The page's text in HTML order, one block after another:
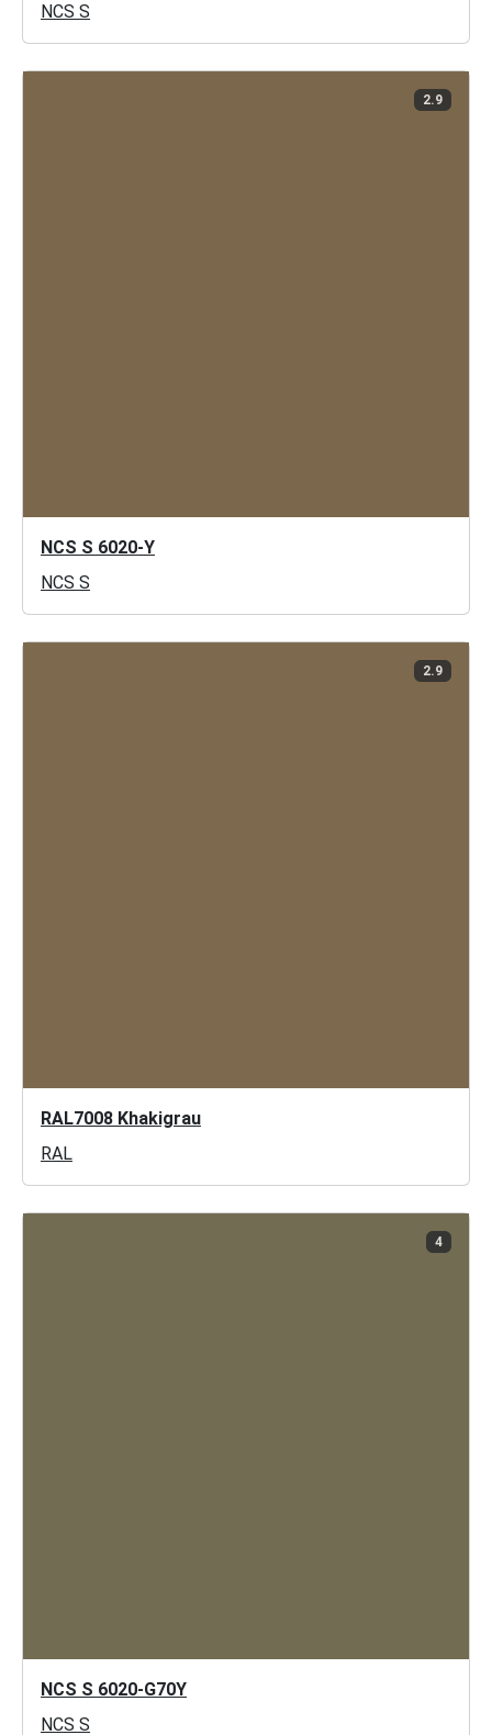
NCS S
2.9
NCS S 6020-Y
NCS S
2.9
RAL7008 Khakigrau
RAL
4
NCS S 6020-G70Y
NCS S